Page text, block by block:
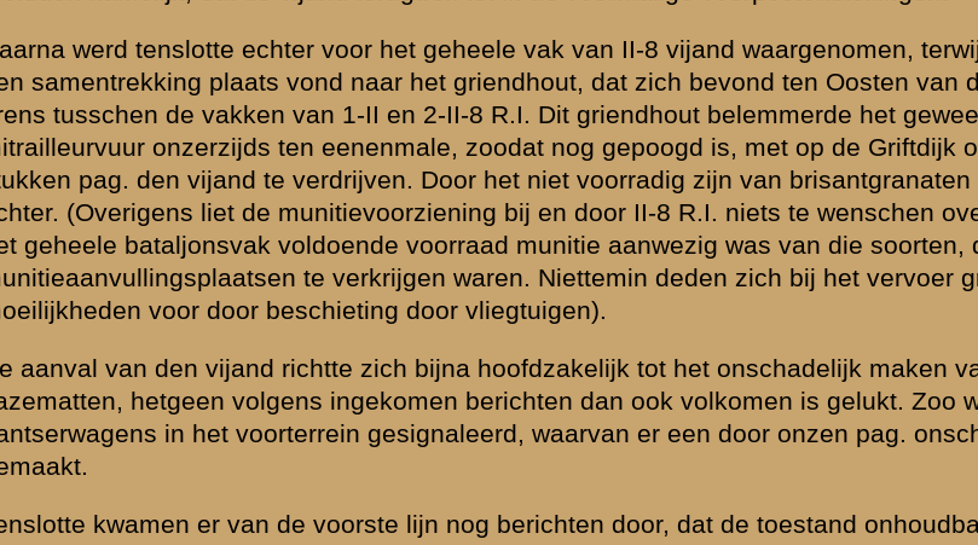
Althans de Overste Hennink vroeg mij, waar de Majoor
mij toen al, dat de overste niets van een tegenstoot afwist. Een feit
naar Kapitein Hakkert, Commandant 3-II, heeft begeven en daar
doen van den tegenstoot, zooals ik later van Kapitein Hakkert heb
van II-8 is Majoor Jacometti echter niet meer geweest.
telefonisch van Luitenant Rentjes, sectiecommandant van 3-II, dat hij
compagnie van I-8 had moeten begeven ter versterking van die
bleek echter geen hulp noodig te zijn, zoodat Luitenant Rentjes zich
De Kapitein Hakkert, met een of meer secties heeft bij de
Volgens zijn latere mededeeling was ook de Majoor Jacometti
Zondagavond via Kapitein Hakkert van de Regimentscommandopost
buiten gevecht was gesteld (eenigen tijd geleden hoorde ik van een
van een verwonding in het Mil. Hospitaal te Utrecht verblijft, dat
eenige tientallen meters van den vijand is genaderd, doch tenslotte
heb ik den Kapitein van den Berg, Commandant 1-II-8 R.I.,
op onze commandopost is aangekomen. Overigens verbaasde het
Berg juist op dat moment bij ons binnenkwam, daar er net een wel
de vijand tot onze stoplijn was doorgedrongen en ook kregen wij van 3-